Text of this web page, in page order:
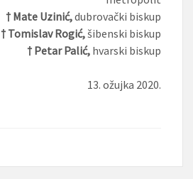
† Mate Uzinić,dubrovački biskup
† Tomislav Rogić,šibenski biskup
† Petar Palić, hvarski biskup
13. ožujka 2020.